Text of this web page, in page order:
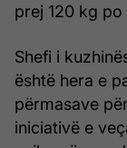
prej 120 kg po
Shefi i
është hera e
përmasave
iniciativë e